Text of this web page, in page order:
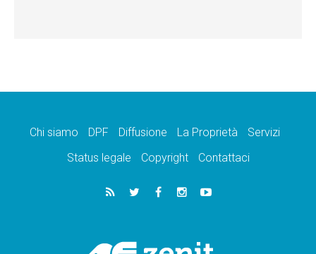
Chi siamo DPF Diffusione La Proprietà
Servizi
Status legale
Copyright Contattaci